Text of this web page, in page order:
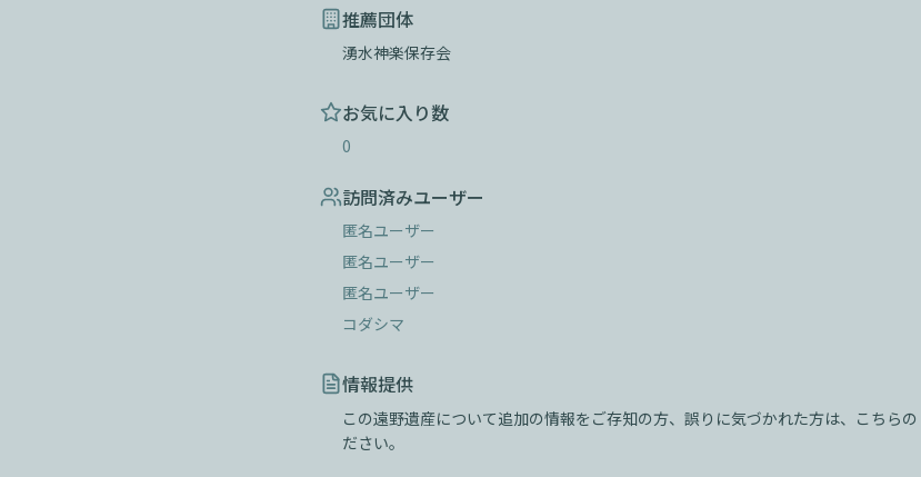
推薦団体
湧水神楽保存会
お気に入り数
0
訪問済みユーザー
匿名ユーザー
匿名ユーザー
匿名ユーザー
コダシマ
情報提供
この遠野遺産について追加の情報をご存知の方、誤りに気づかれた方は、こちらの
ださい。